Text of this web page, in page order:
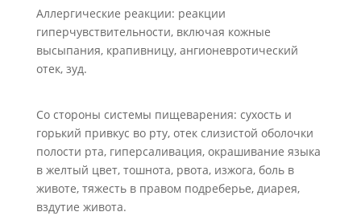
Аллергические реакции: реакции
гиперчувствительности, включая кожные
высыпания, крапивницу, ангионевротический
отек, зуд.
Со стороны системы пищеварения: сухость и
горький привкус во рту, отек слизистой оболочки
полости рта, гиперсаливация, окрашивание языка
в желтый цвет, тошнота, рвота, изжога, боль в
животе, тяжесть в правом подреберье, диарея,
вздутие живота.